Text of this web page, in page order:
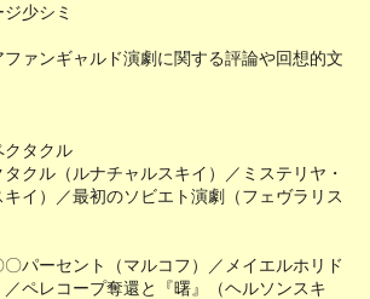
少シミ
ァンギャルド演劇に関する評論や回想的文
タクル
クル（ルナチャルスキイ）／ミステリヤ・
イ）／最初のソビエト演劇（フェヴラリス
パーセント（マルコフ）／メイエルホリド
ペレコープ奪還と『曙』（ヘルソンスキ